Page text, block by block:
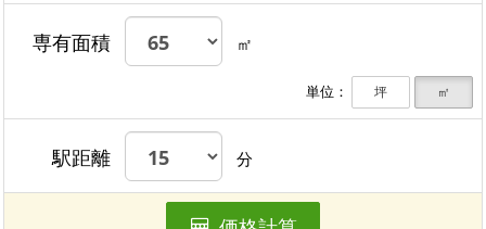
専有面積 ㎡
単位： 坪 ㎡
駅距離 分